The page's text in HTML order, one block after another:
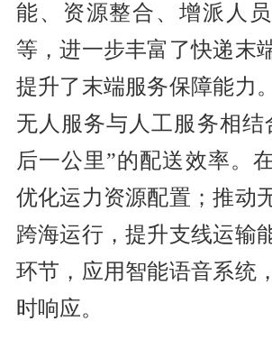
能、资源整合、增派人
等，进一步丰富了快递末
提升了末端服务保障能力
无人服务与人工服务相结
后一公里”的配送效率。
优化运力资源配置；推动
跨海运行，提升支线运输
环节，应用智能语音系统
时响应。